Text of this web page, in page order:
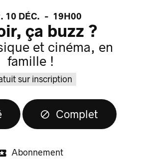
10 DÉC. - 19H00
ça buzz ?
et cinéma, en
famille !
sur inscription
Complet
Abonnement